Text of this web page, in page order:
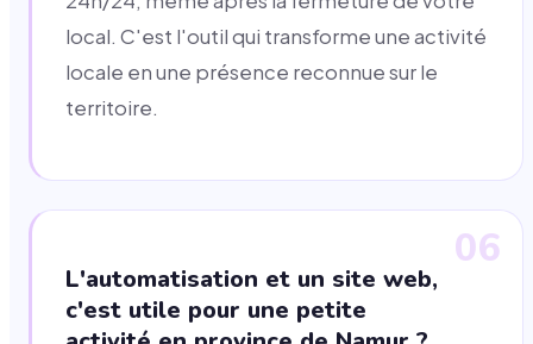
local. C'est l'outil qui transforme une activité
locale en une présence reconnue sur le
territoire.
06
L'automatisation et un site web,
c'est utile pour une petite